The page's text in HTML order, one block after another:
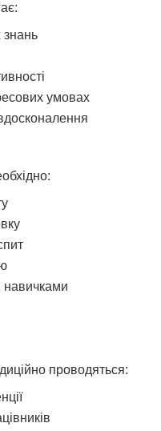
знань
умовах
навичками
проводяться: